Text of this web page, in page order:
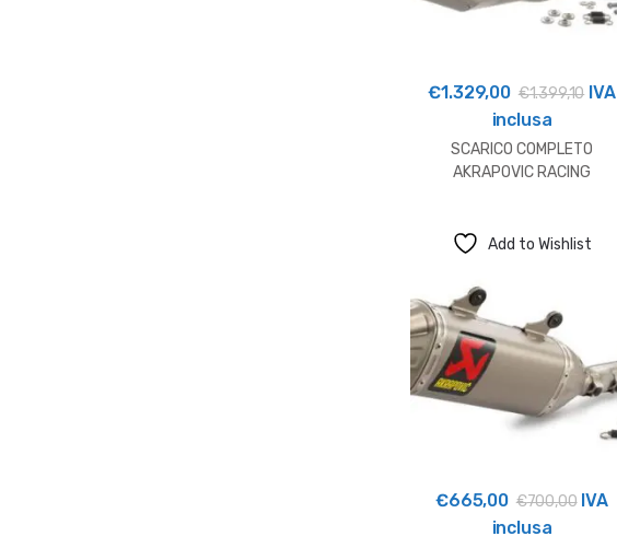
€1.329,00 €1.399,10 IVA
inclusa
SCARICO COMPLETO
AKRAPOVIC RACING
Add to Wishlist
€665,00 €700,00IVA
inclusa